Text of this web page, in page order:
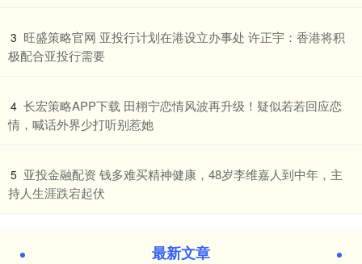
3 ​旺盛策略官网 亚投行计划在港设立办事处 许正宇：香港将积
极配合亚投行需要
4 ​长宏策略APP下载 田栩宁恋情风波再升级！疑似若若回应恋
情，喊话外界少打听别惹她
5 ​亚投金融配资 钱多难买精神健康，48岁李维嘉人到中年，主
持人生涯跌宕起伏
最新文章